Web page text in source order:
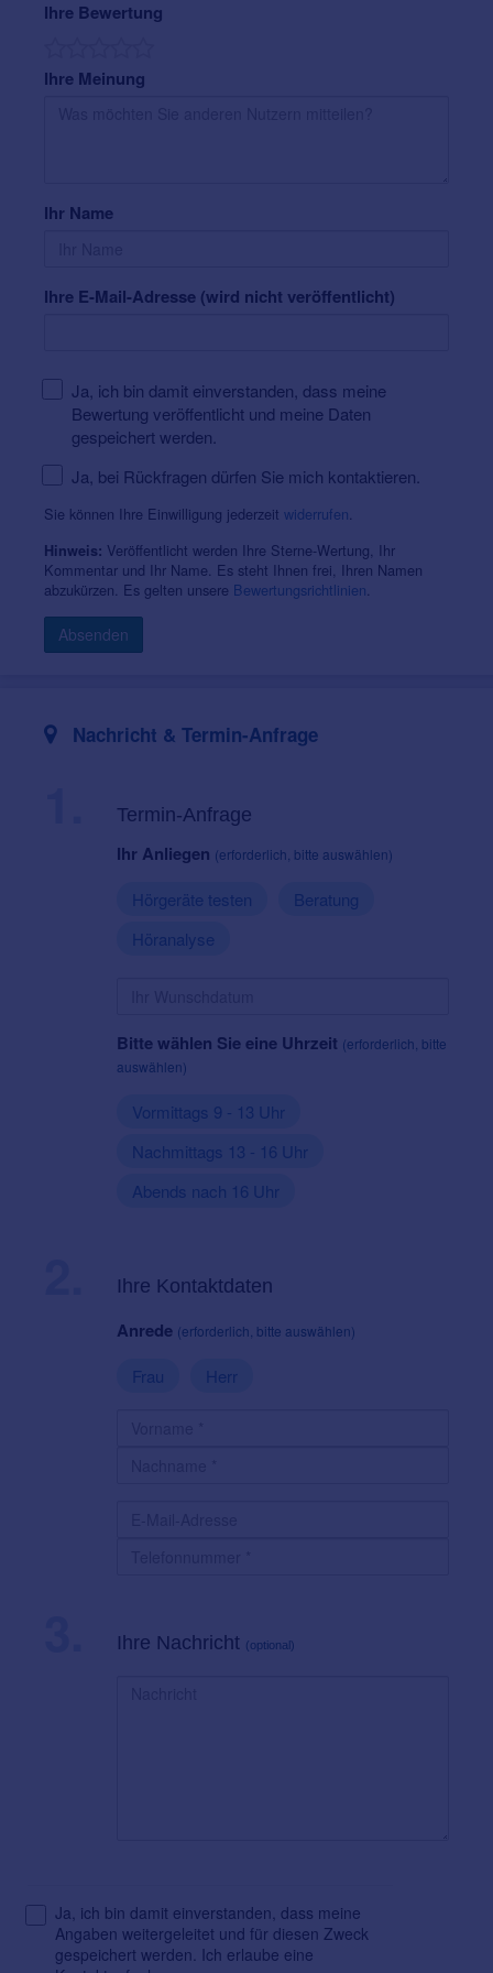
Lernen Sie uns und unsere Angebote kennen.
Unverbindlich und kostenfrei. Vereinbaren Sie
einfach einen Termin.
Kontaktbox, rufen Sie an oder schicken Sie uns Ihren
Termin-Wunsch online zu. Oder aber Sie kommen bei
Ersatzgeräte im Reparaturfall
Hörgeräte-Versicherung
nützliches Zubehör für spezielle Hörsituationen –
In-Ear-Monitoring für professionellen
Ihre Bewertung
Ihre Meinung
Ihr Name
Ihre E-Mail-Adresse (wird nicht veröffentlicht)
Ja, ich bin damit einverstanden, dass meine
Bewertung veröffentlicht und meine Daten
gespeichert werden.
Ja, bei Rückfragen dürfen Sie mich kontaktieren.
Sie können Ihre Einwilligung jederzeit widerrufen.
Hinweis: Veröffentlicht werden Ihre Sterne-Wertung, Ihr
Kommentar und Ihr Name. Es steht Ihnen frei, Ihren Namen
abzukürzen. Es gelten unsere Bewertungsrichtlinien.
Absenden
Nachricht & Termin-Anfrage
Termin-Anfrage
Ihr Anliegen (erforderlich, bitte auswählen)
Hörgeräte testen
Beratung
Höranalyse
Bitte wählen Sie eine Uhrzeit (erforderlich, bitte
auswählen)
Vormittags 9 - 13 Uhr
Nachmittags 13 - 16 Uhr
Abends nach 16 Uhr
Ihre Kontaktdaten
Anrede (erforderlich, bitte auswählen)
Frau Herr
Ihre Nachricht (optional)
Ja, ich bin damit einverstanden, dass meine
Angaben weitergeleitet und für diesen Zweck
gespeichert werden. Ich erlaube eine